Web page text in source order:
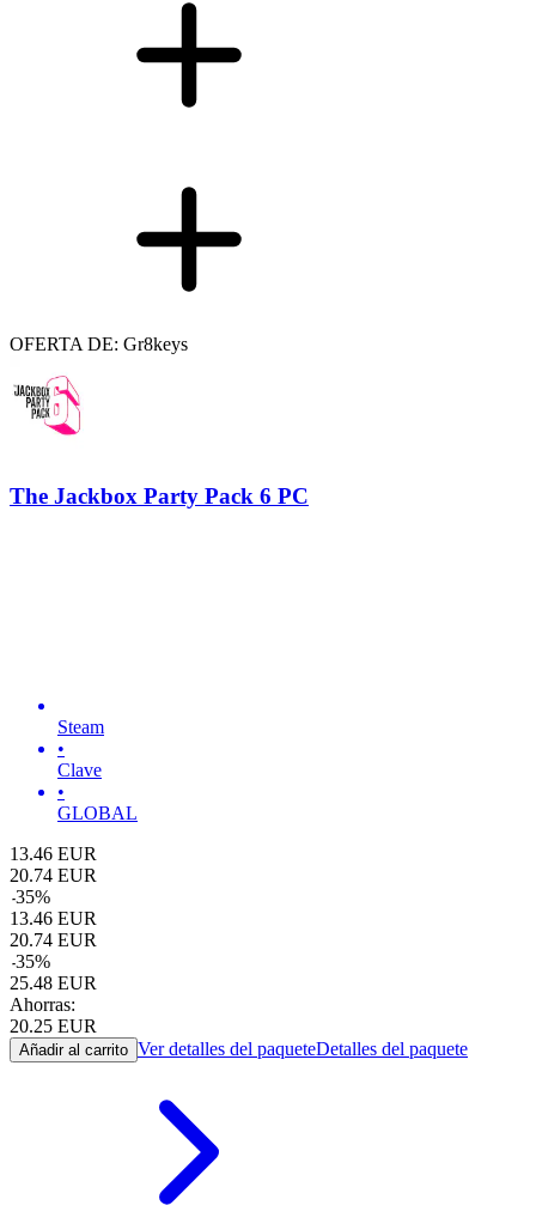
OFERTA DE: Gr8keys
The Jackbox Party Pack 6 PC
Steam
•
Clave
•
GLOBAL
13.46 EUR
20.74 EUR
-35%
13.46 EUR
20.74 EUR
-35%
25.48 EUR
Ahorras:
20.25 EUR
Añadir al carrito Ver detalles del paqueteDetalles del paquete